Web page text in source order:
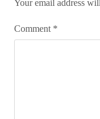
Your email address
Comment *